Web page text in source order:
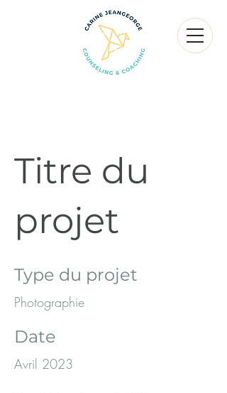
Titre du
projet
Type du projet
Photographie
Date
Avril 2023